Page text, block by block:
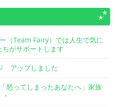
（Team Fairy）では人生で気に
がサポートします
アップしました
怒ってしまったあなたへ」家族